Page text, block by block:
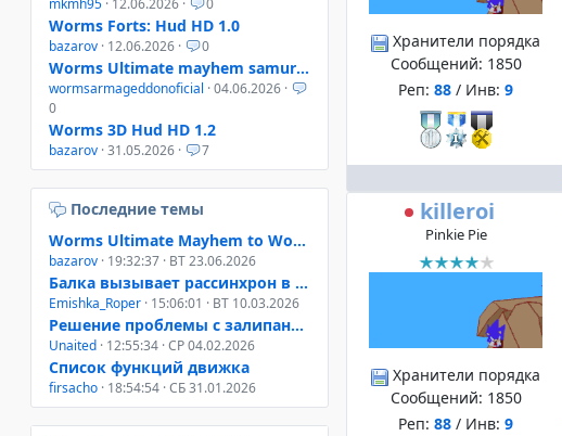
Хранители порядка
Сообщений: 1850
Реп: 88 / Инв: 9
killeroi
Pinkie Pie
Хранители порядка
Сообщений: 1850
Реп: 88 / Инв: 9
mkmh95 · 12.06.2026 · 0
Worms Forts: Hud HD 1.0
bazarov · 12.06.2026 · 0
Worms Ultimate mayhem samurai helmet
wormsarmageddonoficial · 04.06.2026 ·
0
Worms 3D Hud HD 1.2
bazarov · 31.05.2026 · 7
Последние темы
Worms Ultimate Mayhem to Worms 4 Mayhem
bazarov · 19:32:37 · ВТ 23.06.2026
Балка вызывает рассинхрон в онлайне W3D, W4M, WUM
Emishka_Roper · 15:06:01 · ВТ 10.03.2026
Решение проблемы с залипанием клавиш при свернутом окне
Unaited · 12:55:34 · СР 04.02.2026
Список функций движка
firsacho · 18:54:54 · СБ 31.01.2026